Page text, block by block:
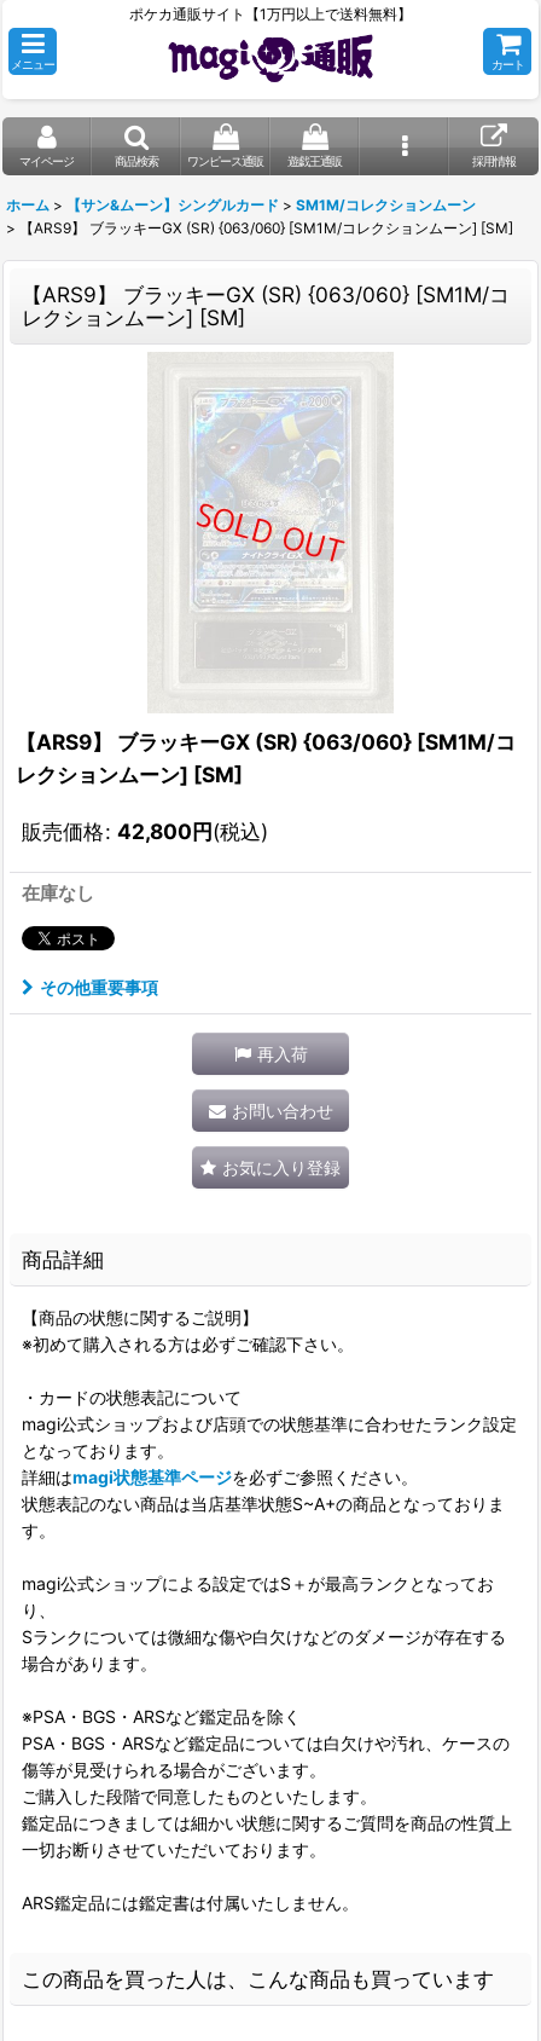
ポケカ通販サイト【1万円以上で送料無料】
メニュー カート
マイページ 商品検索 ワンピース通販 遊戯王通販 採用情報
ホーム > 【サン&ムーン】シングルカード > SM1M/コレクションムーン
>
【ARS9】 ブラッキーGX (SR) {063/060} [SM1M/コレクションムーン] [SM]
【ARS9】 ブラッキーGX (SR) {063/060} [SM1M/コ
レクションムーン] [SM]
【ARS9】 ブラッキーGX (SR) {063/060} [SM1M/コ
レクションムーン] [SM]
販売価格: 42,800円(税込)
在庫なし
その他重要事項
再入荷
お問い合わせ
お気に入り登録
商品詳細
【商品の状態に関するご説明】
※初めて購入される方は必ずご確認下さい。
・カードの状態表記について
magi公式ショップおよび店頭での状態基準に合わせたランク設定
となっております。
詳細はmagi状態基準ページを必ずご参照ください。
状態表記のない商品は当店基準状態S~A+の商品となっておりま
す。
magi公式ショップによる設定ではS＋が最高ランクとなってお
り、
Sランクについては微細な傷や白欠けなどのダメージが存在する
場合があります。
※PSA・BGS・ARSなど鑑定品を除く
PSA・BGS・ARSなど鑑定品については白欠けや汚れ、ケースの
傷等が見受けられる場合がございます。
ご購入した段階で同意したものといたします。
鑑定品につきましては細かい状態に関するご質問を商品の性質上
一切お断りさせていただいております。
ARS鑑定品には鑑定書は付属いたしません。
この商品を買った人は、こんな商品も買っています